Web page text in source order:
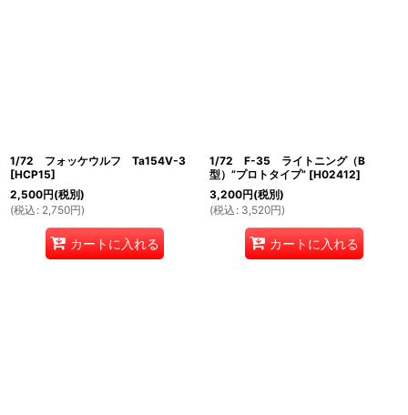
1/72 フォッケウルフ Ta154V-3
[HCP15]
2,500円(税別)
(税込 : 2,750円)
カートに入れる
1/72 F-35 ライトニング（B
型）”プロトタイプ” [H02412]
3,200円(税別)
(税込 : 3,520円)
カートに入れる